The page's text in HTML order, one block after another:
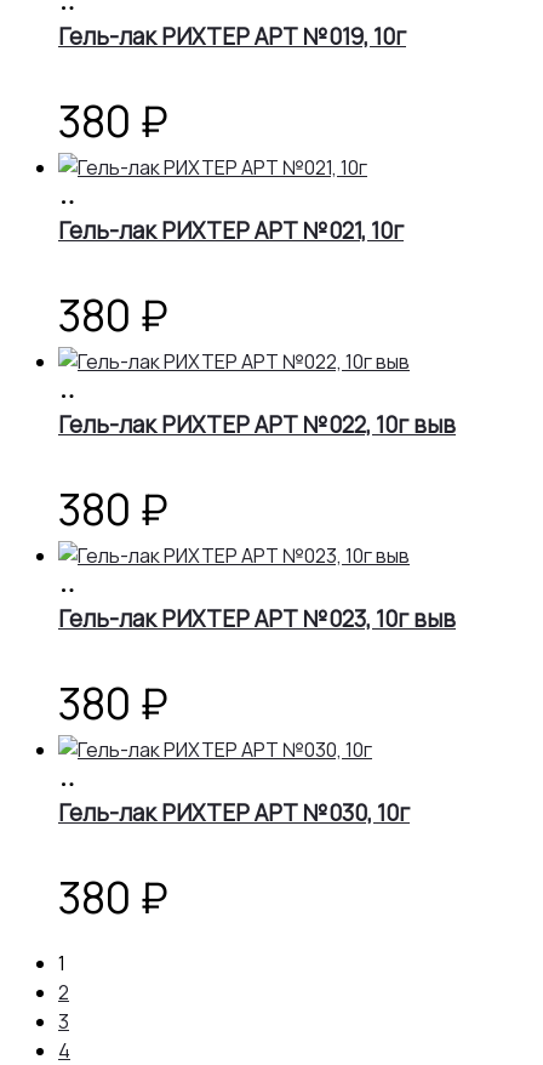
корзину
Гель-лак РИХТЕР АРТ №019, 10г
380 ₽
корзину
Гель-лак РИХТЕР АРТ №021, 10г
380 ₽
корзину
Гель-лак РИХТЕР АРТ №022, 10г выв
380 ₽
корзину
Гель-лак РИХТЕР АРТ №023, 10г выв
380 ₽
корзину
Гель-лак РИХТЕР АРТ №030, 10г
380 ₽
1
2
3
4